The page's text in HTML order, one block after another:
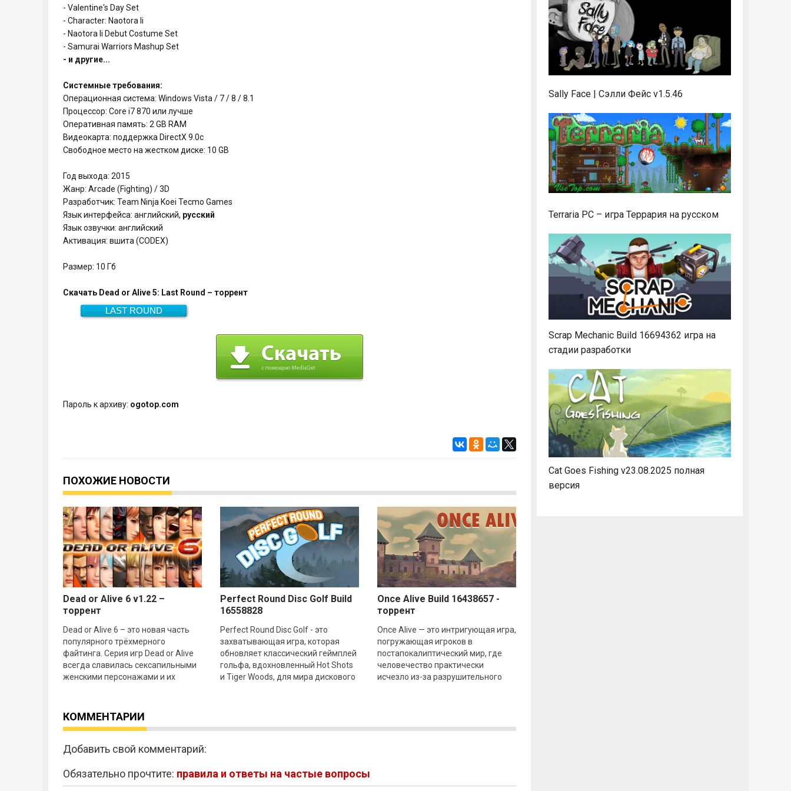
- Valentine's Day Set
- Character: Naotora Ii
- Naotora Ii Debut Costume Set
- Samurai Warriors Mashup Set
- и другие...
Системные требования:
Операционная система: Windows Vista / 7 / 8 / 8.1
Процессор: Core i7 870 или лучше
Оперативная память: 2 GB RAM
Видеокарта: поддержка DirectX 9.0c
Свободное место на жестком диске: 10 GB
Год выхода: 2015
Жанр: Arcade (Fighting) / 3D
Разработчик: Team Ninja Koei Tecmo Games
Язык интерфейса: английский, русский
Язык озвучки: английский
Активация: вшита (CODEX)
Размер: 10 Гб
Скачать Dead or Alive 5: Last Round – торрент
LAST ROUND
10 Гб
Скачать
Пароль к архиву: ogotop.com
ПОХОЖИЕ НОВОСТИ
Dead or Alive 6 v1.22 –
торрент
Dead or Alive 6 – это новая часть
популярного трёхмерного
файтинга. Серия игр Dead or Alive
всегда славилась сексапильными
женскими персонажами и их
Perfect Round Disc Golf Build
16558828
Perfect Round Disc Golf - это
захватывающая игра, которая
обновляет классический геймплей
гольфа, вдохновленный Hot Shots
и Tiger Woods, для мира дискового
Once Alive Build 16438657 -
торрент
Once Alive — это интригующая игра,
погружающая игроков в
постапокалиптический мир, где
человечество практически
исчезло из-за разрушительного
КОММЕНТАРИИ
Добавить свой комментарий:
Обязательно прочтите: правила и ответы на частые вопросы
Sally Face | Сэлли Фейс v1.5.46
Terraria PC – игра Террария на русском
Scrap Mechanic Build 16694362 игра на
стадии разработки
Cat Goes Fishing v23.08.2025 полная
версия